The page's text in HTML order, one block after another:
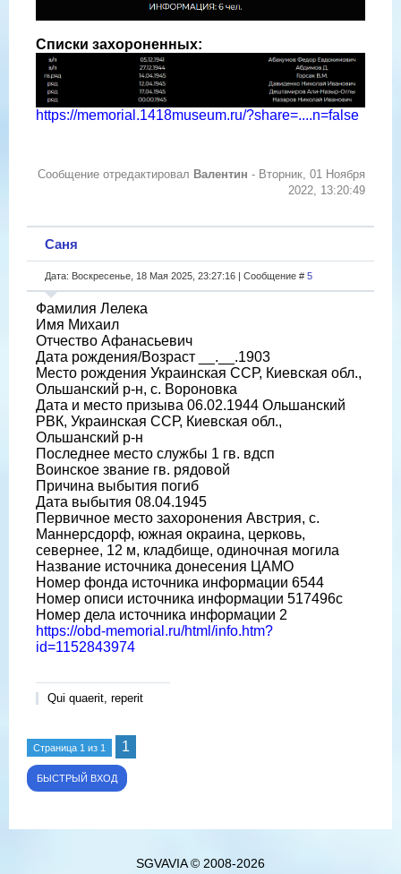
Списки захороненных:
https://memorial.1418museum.ru/?share=....n=false
Сообщение отредактировал Валентин - Вторник, 01 Ноября
2022, 13:20:49
Саня
Дата: Воскресенье, 18 Мая 2025, 23:27:16 | Сообщение # 5
Фамилия Лелека
Имя Михаил
Отчество Афанасьевич
Дата рождения/Возраст __.__.1903
Место рождения Украинская ССР, Киевская обл.,
Ольшанский р-н, с. Вороновка
Дата и место призыва 06.02.1944 Ольшанский
РВК, Украинская ССР, Киевская обл.,
Ольшанский р-н
Последнее место службы 1 гв. вдсп
Воинское звание гв. рядовой
Причина выбытия погиб
Дата выбытия 08.04.1945
Первичное место захоронения Австрия, с.
Маннерсдорф, южная окраина, церковь,
севернее, 12 м, кладбище, одиночная могила
Название источника донесения ЦАМО
Номер фонда источника информации 6544
Номер описи источника информации 517496с
Номер дела источника информации 2
https://obd-memorial.ru/html/info.htm?
id=1152843974
Qui quaerit, reperit
Страница 1 из 1 1
SGVAVIA © 2008-2026